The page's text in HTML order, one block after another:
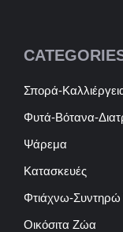
Σπορά-
Φυτά-Βότανα-
Ψάρεμα
Κατασκευές
Φτιάχνω-
Οικόσιτα Ζώα